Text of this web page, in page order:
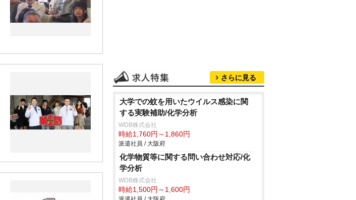
さらに見る
大学での蚊を用いたウイルス感染に関
する実験補助/化学分析
WDB株式会社
時給1,760円～1,860円
派遣社員 / 大阪府
化学物質等に関する問い合わせ対応/化
学分析
WDB株式会社
時給1,500円～1,600円